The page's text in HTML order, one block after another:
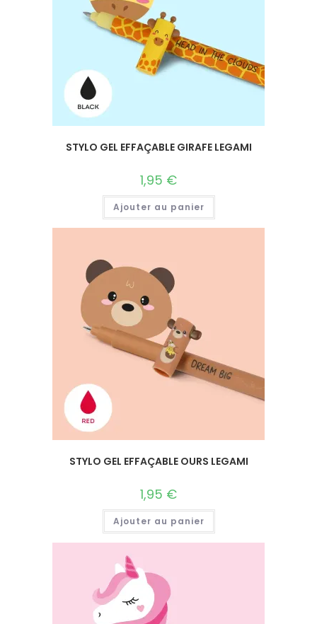
STYLO GEL EFFAÇABLE GIRAFE LEGAMI
1,95 €
Ajouter au panier
STYLO GEL EFFAÇABLE OURS LEGAMI
1,95 €
Ajouter au panier